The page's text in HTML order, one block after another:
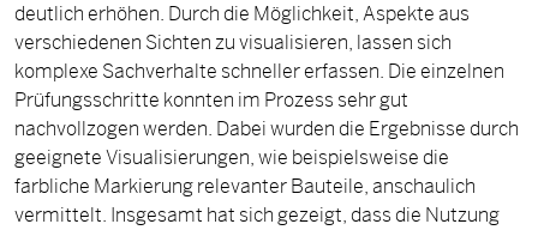
deutlich erhöhen. Durch die Möglichkeit, Aspekte aus
verschiedenen Sichten zu visualisieren, lassen sich
komplexe Sachverhalte schneller erfassen. Die einzelnen
Prüfungsschritte konnten im Prozess sehr gut
nachvollzogen werden. Dabei wurden die Ergebnisse durch
geeignete Visualisierungen, wie beispielsweise die
farbliche Markierung relevanter Bauteile, anschaulich
vermittelt. Insgesamt hat sich gezeigt, dass die Nutzung